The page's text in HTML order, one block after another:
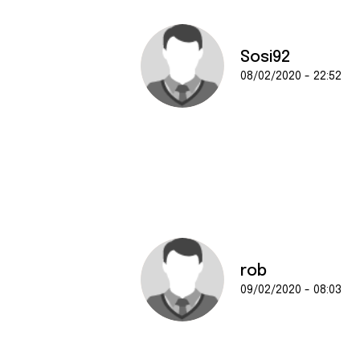
Sosi92
08/02/2020 - 22:52
rob
09/02/2020 - 08:03